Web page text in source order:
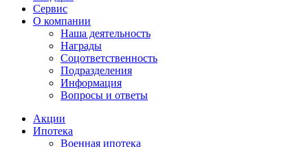
Сервис
О компании
Наша деятельность
Награды
Соцответственность
Подразделения
Информация
Вопросы и ответы
Акции
Ипотека
Военная ипотека